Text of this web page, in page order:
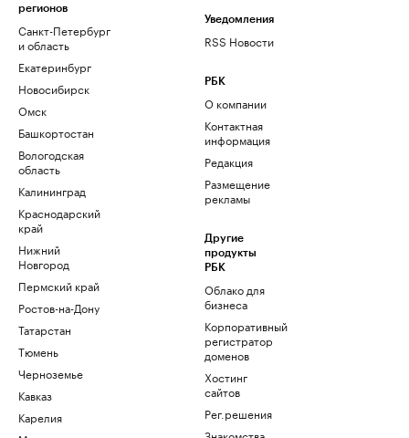
регионов
Санкт-Петербург
и область
Екатеринбург
Новосибирск
Омск
Башкортостан
Вологодская
область
Калининград
Краснодарский
край
Нижний
Новгород
Пермский край
Ростов-на-Дону
Татарстан
Тюмень
Черноземье
Кавказ
Карелия
Уведомления
RSS Новости
РБК
О компании
Контактная
информация
Редакция
Размещение
рекламы
Другие
продукты
РБК
Облако для
бизнеса
Корпоративный
регистратор
доменов
Хостинг
сайтов
Рег.решения